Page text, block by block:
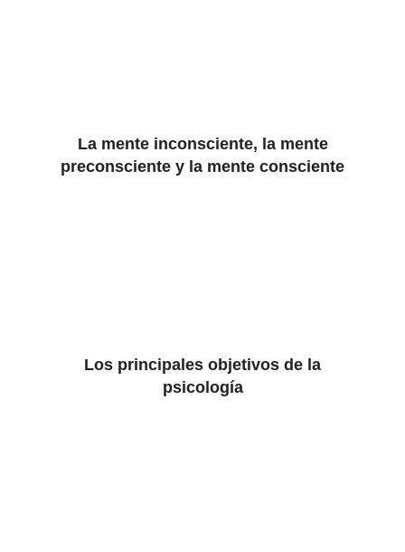
La mente inconsciente, la mente
preconsciente y la mente consciente
Los principales objetivos de la
psicología